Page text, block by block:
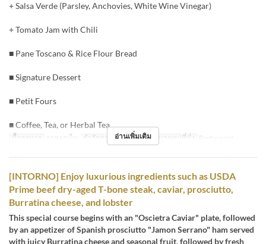
+ Salsa Verde (Parsley, Anchovies, White Wine Vinegar)
+ Tomato Jam with Chili
■ Pane Toscano & Rice Flour Bread
■ Signature Dessert
■ Petit Fours
■ Coffee, Tea, or Herbal Tea
มื้ออาหาร อาหารเย็น จำกัดการสั่งซื้อ 3 ~ 8 หมวดหมู่ที่นั่ง Restaurant
อ่านเพิ่มเติม
[INTORNO] Enjoy luxurious ingredients such as USDA
Prime beef dry-aged T-bone steak, caviar, prosciutto,
Burratina cheese, and lobster
This special course begins with an "Oscietra Caviar" plate, followed
by an appetizer of Spanish prosciutto "Jamon Serrano" ham served
with juicy Burratina cheese and seasonal fruit, followed by fresh